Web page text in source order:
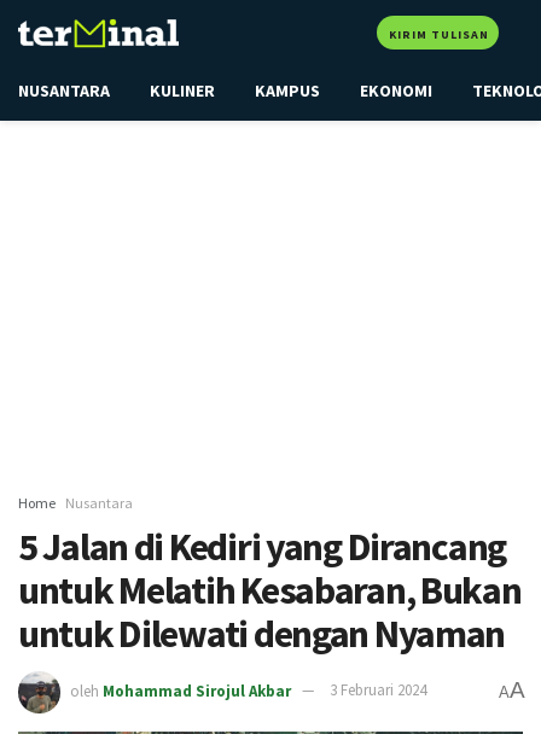
KIRIM TULISAN
NUSANTARA KULINER KAMPUS EKONOMI
Home Nusantara
5 Jalan di Kediri yang Dirancang
untuk Melatih Kesabaran, Bukan
untuk Dilewati dengan Nyaman
oleh Mohammad Sirojul Akbar 3 Februari 2024 AA